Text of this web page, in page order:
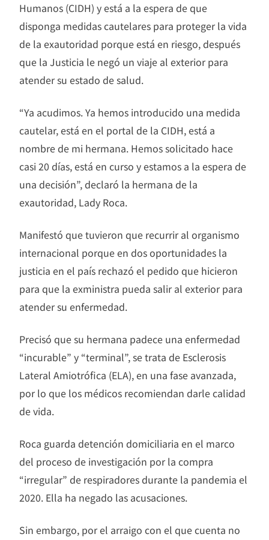
Humanos (CIDH) y está a la espera de que
disponga medidas cautelares para proteger la vida
de la exautoridad porque está en riesgo, después
que la Justicia le negó un viaje al exterior para
atender su estado de salud.
“Ya acudimos. Ya hemos introducido una medida
cautelar, está en el portal de la CIDH, está a
nombre de mi hermana. Hemos solicitado hace
casi 20 días, está en curso y estamos a la espera de
una decisión”, declaró la hermana de la
exautoridad, Lady Roca.
Manifestó que tuvieron que recurrir al organismo
internacional porque en dos oportunidades la
justicia en el país rechazó el pedido que hicieron
para que la exministra pueda salir al exterior para
atender su enfermedad.
Precisó que su hermana padece una enfermedad
“incurable” y “terminal”, se trata de Esclerosis
Lateral Amiotrófica (ELA), en una fase avanzada,
por lo que los médicos recomiendan darle calidad
de vida.
Roca guarda detención domiciliaria en el marco
del proceso de investigación por la compra
“irregular” de respiradores durante la pandemia el
2020. Ella ha negado las acusaciones.
Sin embargo, por el arraigo con el que cuenta no